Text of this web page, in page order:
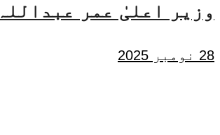
وزیر اعلیٰ عمر عبداللہ
28 نومبر 2025